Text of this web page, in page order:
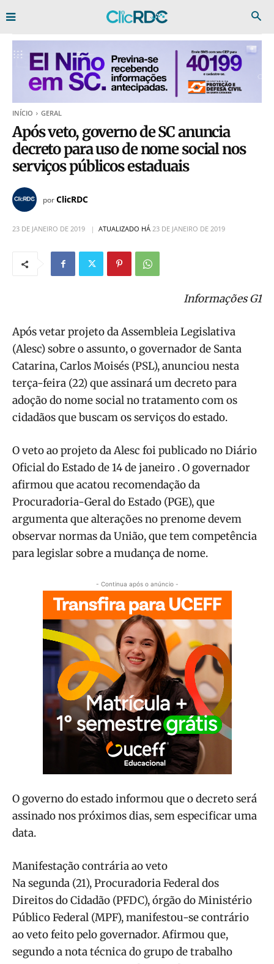
INÍCIO GERAL
Após veto, governo de SC anuncia
decreto para uso de nome social nos
serviços públicos estaduais
porClicRDC
23 DE JANEIRO DE 2019 ATUALIZADO HÁ 23 DE JANEIRO DE 2019
Informações G1
Após vetar projeto da Assembleia Legislativa
(Alesc) sobre o assunto, o governador de Santa
Catarina, Carlos Moisés (PSL), anunciou nesta
terça-feira (22) que assinará um decreto para
adoção do nome social no tratamento com os
cidadãos que buscam os serviços do estado.
O veto ao projeto da Alesc foi publicado no Diário
Oficial do Estado de 14 de janeiro . O governador
afirmou que acatou recomendação da
Procuradoria-Geral do Estado (PGE), que
argumenta que alterações no prenome devem
observar normas da União, que tem competência
para legislar sobre a mudança de nome.
- Continua após o anúncio -
O governo do estado informou que o decreto será
assinado nos próximos dias, sem especificar uma
data.
Manifestação contrária ao veto
Na segunda (21), Procuradoria Federal dos
Direitos do Cidadão (PFDC), órgão do Ministério
Público Federal (MPF), manifestou-se contrário
ao veto feito pelo governador. Afirmou que,
segundo a nota técnica do grupo de trabalho